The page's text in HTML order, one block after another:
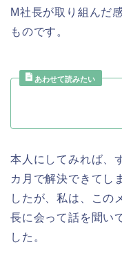
M社長が取り組んだ
ものです。
本人にしてみれば、
カ月で解決できてし
したが、私は、この
長に会って話を聞い
した。